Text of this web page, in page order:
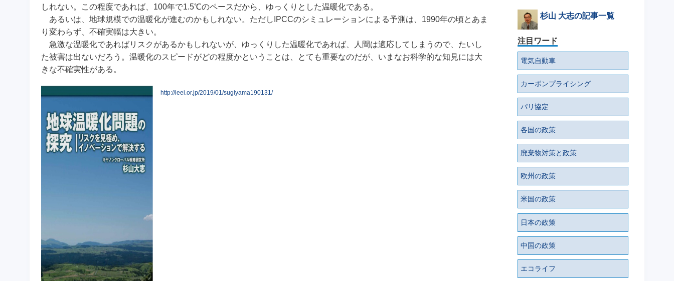
しれない。この程度であれば、100年で1.5℃のペースだから、ゆっくりとした温暖化である。
あるいは、地球規模での温暖化が進むのかもしれない。ただしIPCCのシミュレーションによる予測は、1990年の頃とあま
り変わらず、不確実幅は大きい。
急激な温暖化であればリスクがあるかもしれないが、ゆっくりした温暖化であれば、人間は適応してしまうので、たいし
た被害は出ないだろう。温暖化のスピードがどの程度かということは、とても重要なのだが、いまなお科学的な知見には大
きな不確実性がある。
http://ieei.or.jp/2019/01/sugiyama190131/
杉山 大志の記事一覧
注目ワード
電気自動車
カーボンプライシング
パリ協定
各国の政策
廃棄物対策と政策
欧州の政策
米国の政策
日本の政策
中国の政策
エコライフ